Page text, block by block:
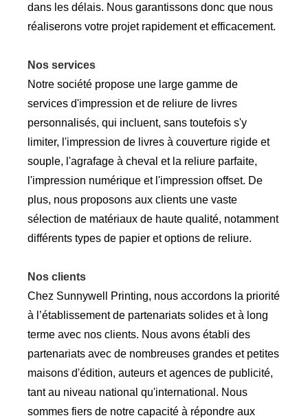
dans les délais. Nous garantissons donc que nous
réaliserons votre projet rapidement et efficacement.
Nos services
Notre société propose une large gamme de
services d'impression et de reliure de livres
personnalisés, qui incluent, sans toutefois s'y
limiter, l'impression de livres à couverture rigide et
souple, l'agrafage à cheval et la reliure parfaite,
l'impression numérique et l'impression offset. De
plus, nous proposons aux clients une vaste
sélection de matériaux de haute qualité, notamment
différents types de papier et options de reliure.
Nos clients
Chez Sunnywell Printing, nous accordons la priorité
à l’établissement de partenariats solides et à long
terme avec nos clients. Nous avons établi des
partenariats avec de nombreuses grandes et petites
maisons d'édition, auteurs et agences de publicité,
tant au niveau national qu'international. Nous
sommes fiers de notre capacité à répondre aux